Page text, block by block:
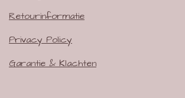
Retourinformatie
Privacy Policy
Garantie & Klachten